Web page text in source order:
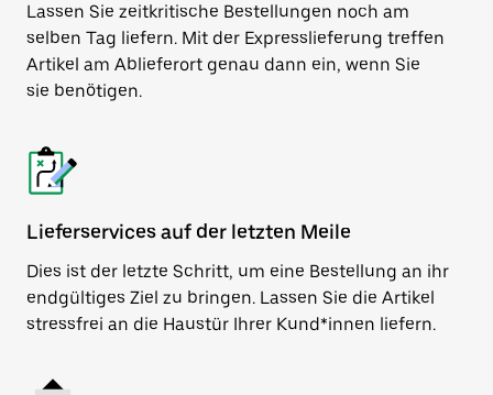
Lassen Sie zeitkritische Bestellungen noch am
selben Tag liefern. Mit der Expresslieferung treffen
Artikel am Ablieferort genau dann ein, wenn Sie
sie benötigen.
Lieferservices auf der letzten Meile
Dies ist der letzte Schritt, um eine Bestellung an ihr
endgültiges Ziel zu bringen. Lassen Sie die Artikel
stressfrei an die Haustür Ihrer Kund*innen liefern.